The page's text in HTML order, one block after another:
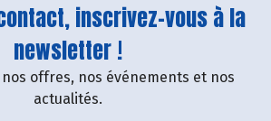
inscrivez-vous à la
newsletter !
offres, nos événements et nos
actualités.